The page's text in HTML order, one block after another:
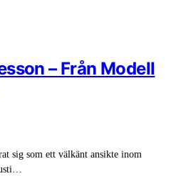
– Från Modell
sig som ett välkänt ansikte inom